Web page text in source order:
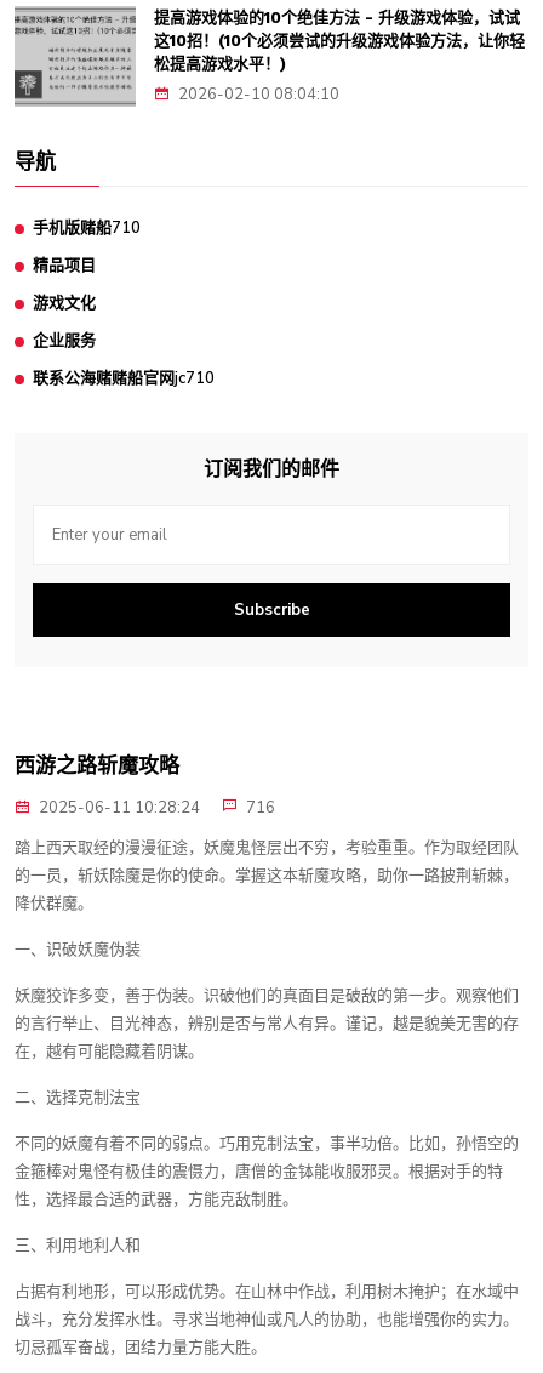
提高游戏体验的10个绝佳方法 - 升级游戏体验，试试
这10招！(10个必须尝试的升级游戏体验方法，让你轻
松提高游戏水平！)
2026-02-10 08:04:10
导航
手机版赌船710
精品项目
游戏文化
企业服务
联系公海赌赌船官网jc710
订阅我们的邮件
Subscribe
西游之路斩魔攻略
2025-06-11 10:28:24
716
踏上西天取经的漫漫征途，妖魔鬼怪层出不穷，考验重重。作为取经团队
的一员，斩妖除魔是你的使命。掌握这本斩魔攻略，助你一路披荆斩棘，
降伏群魔。
一、识破妖魔伪装
妖魔狡诈多变，善于伪装。识破他们的真面目是破敌的第一步。观察他们
的言行举止、目光神态，辨别是否与常人有异。谨记，越是貌美无害的存
在，越有可能隐藏着阴谋。
二、选择克制法宝
不同的妖魔有着不同的弱点。巧用克制法宝，事半功倍。比如，孙悟空的
金箍棒对鬼怪有极佳的震慑力，唐僧的金钵能收服邪灵。根据对手的特
性，选择最合适的武器，方能克敌制胜。
三、利用地利人和
占据有利地形，可以形成优势。在山林中作战，利用树木掩护；在水域中
战斗，充分发挥水性。寻求当地神仙或凡人的协助，也能增强你的实力。
切忌孤军奋战，团结力量方能大胜。